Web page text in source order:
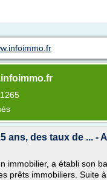
ans, des taux de ... -
immobilier, a établi son
prêts immobiliers. Suite